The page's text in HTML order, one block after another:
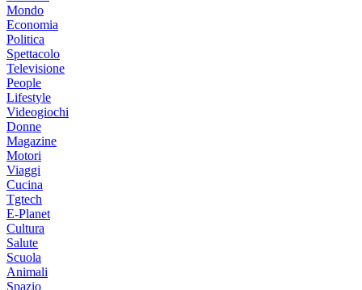
Mondo
Economia
Politica
Spettacolo
Televisione
People
Lifestyle
Videogiochi
Donne
Magazine
Motori
Viaggi
Cucina
Tgtech
E-Planet
Cultura
Salute
Scuola
Animali
Spazio